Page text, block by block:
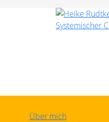
Über mich